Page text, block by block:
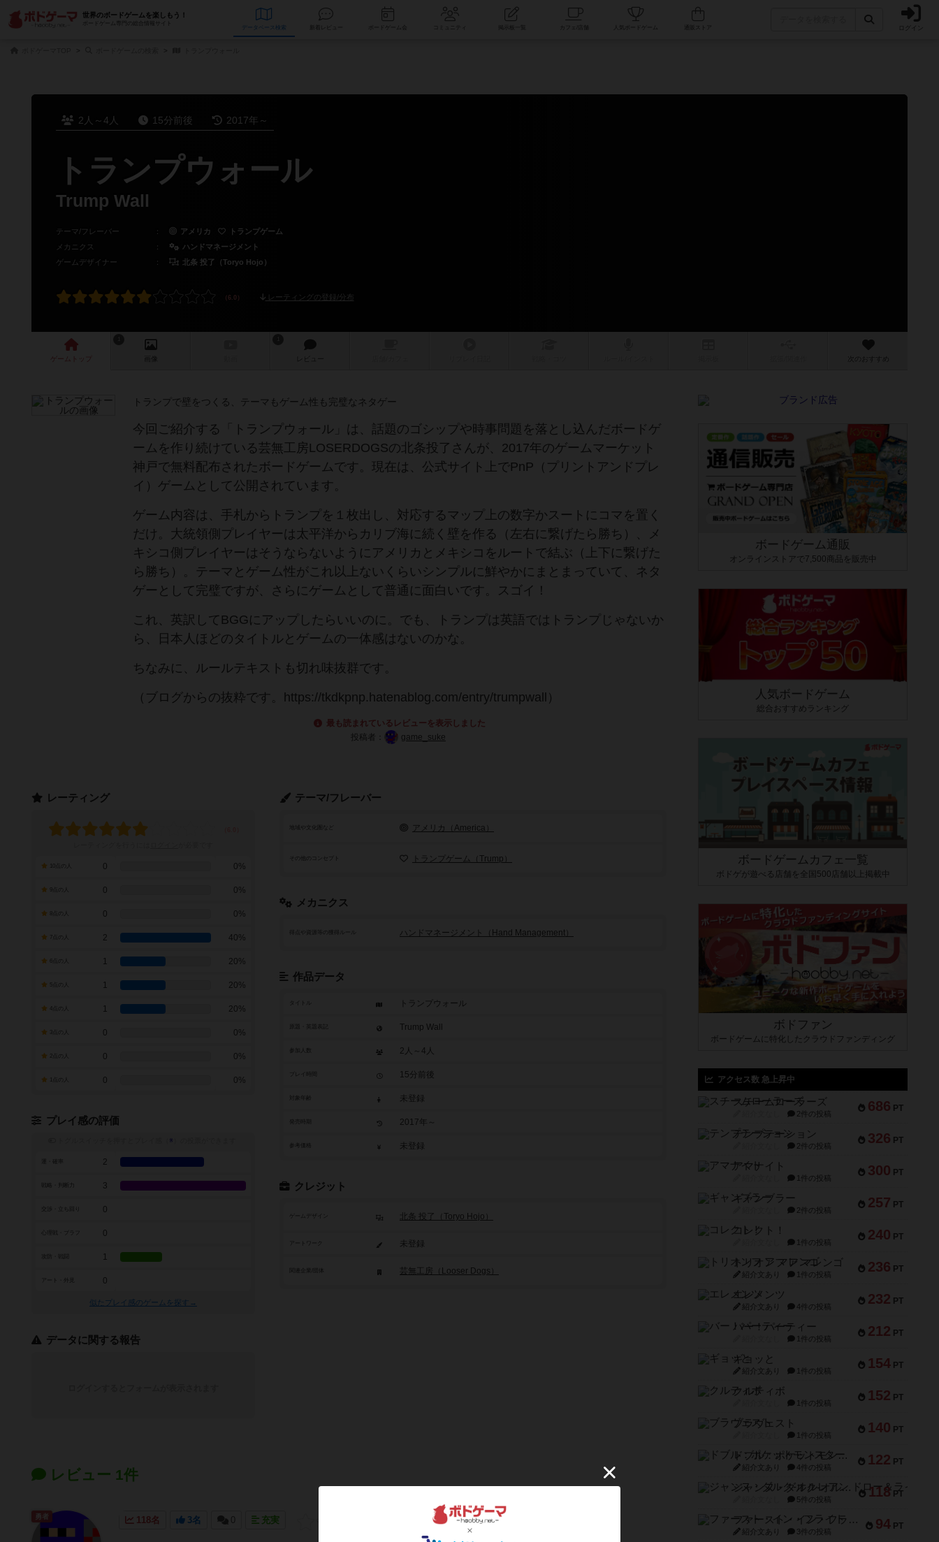
世界のボードゲームを楽しもう！
ボードゲーム専門の総合情報サイト
データベース コミュニティ 人気ボードゲーム ログイン
2人～4人 15分前後 2017年～
トランプウォール
Trump Wall
テーマ/フレーバー ： アメリカ
トランプゲーム
メカニクス
：
ハンドマネージメント
ゲームデザイナー
： 北条 投了（Toryo Hojo）
レーティングの登録/分布
ゲーム 画像 レビュー 次のおすすめ
トランプで壁をつくる、テーマもゲーム性も完璧なネタゲー
今回ご紹介する「トランプウォール」は、話題のゴシップや時事問題を落とし込んだボードゲ
ームを作り続けている芸無工房LOSERDOGSの北条投了さんが、2017年のゲームマーケット
神戸で無料配布されたボードゲームです。現在は、公式サイト上でPnP（プリントアンドプレ
イ）ゲームとして公開されています。
ゲーム内容は、手札からトランプを１枚出し、対応するマップ上の数字かスートにコマを置く
だけ。大統領側プレイヤーは太平洋からカリブ海に続く壁を作る（左右に繋げたら勝ち）、メ
キシコ側プレイヤーはそうならないようにアメリカとメキシコをルートで結ぶ（上下に繋げた
ら勝ち）。テーマとゲーム性がこれ以上ないくらいシンプルに鮮やかにまとまっていて、ネタ
ゲーとして完璧ですが、さらにゲームとして普通に面白いです。スゴイ！
これ、英訳してBGGにアップしたらいいのに。でも、トランプは英語ではトランプじゃないか
ら、日本人ほどのタイトルとゲームの一体感はないのかな。
ちなみに、ルールテキストも切れ味抜群です。
（ブログからの抜粋です。https://tkdkpnp.hatenablog.com/entry/trumpwall）
最も読まれているレビューを表示しました
投稿者：
game_suke
テーマ/フレーバー
地域や文化圏など アメリカ（America）
その他のコンセプト トランプゲーム（Trump）
メカニクス
ハンドマネージメント（Hand Management）
作品データ
タイトル トランプウォール
Trump Wall
参加人数 2人～4人
15分前後
未登録
2017年～
参考価格 未登録
クレジット
ゲームデザイン 北条 投了（Toryo Hojo）
アートワーク 未登録
芸無工房（Looser Dogs）
レーティング
0 0%
0 0%
0 0%
7点の人 2 40%
1 20%
1 20%
1 20%
0 0%
0 0%
0 0%
プレイ感の評価
※
2
戦略・判断力 3
0
0
1
アート・外見 0
似たプレイ感のゲームを探す→
データに関する報告
レビュー 1件
118名 3名 0 充実
勇者
ボードゲーム通販
オンラインストアで7,500商品を販売中
人気ボードゲーム
総合おすすめランキング
ボードゲームカフェ一覧
ボドゲが遊べる店舗を全国500店舗以上掲載中
ボドファン
ボードゲームに特化したクラウドファンディング
アクセス数 急上昇中
686 PT
スチームローラーズ
2件の投稿
326 PT
テンプテーション
2件の投稿
300 PT
アマナイト
1件の投稿
257 PT
ギャンブラー
2件の投稿
240 PT
コレクト！
1件の投稿
236 PT
トリオンフ ア マレンゴ
紹介文あり 1件の投稿
232 PT
エレメンツ
紹介文あり 4件の投稿
212 PT
バー！パーティー
1件の投稿
154 PT
ギョッと
紹介文あり 1件の投稿
152 PT
クルティボ
1件の投稿
140 PT
ブラヴェスト
1件の投稿
122 PT
ドブル：ポケットモンスター
紹介文あり 4件の投稿
118 PT
ジャンヌ・ダルク-オルレアン ドロー＆ライト
5件の投稿
94 PT
ファースト・イン・フライト
紹介文あり 3件の投稿